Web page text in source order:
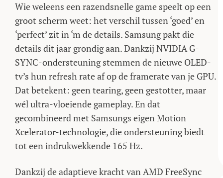
Wie weleens een razendsnelle game speelt op een
groot scherm weet: het verschil tussen ‘goed’ en
‘perfect’ zit in ‘m de details. Samsung pakt die
details dit jaar grondig aan. Dankzij NVIDIA G-
SYNC-ondersteuning stemmen de nieuwe OLED-
tv’s hun refresh rate af op de framerate van je GPU.
Dat betekent: geen tearing, geen gestotter, maar
wél ultra-vloeiende gameplay. En dat
gecombineerd met Samsungs eigen Motion
Xcelerator-technologie, die ondersteuning biedt
tot een indrukwekkende 165 Hz.
Dankzij de adaptieve kracht van AMD FreeSync